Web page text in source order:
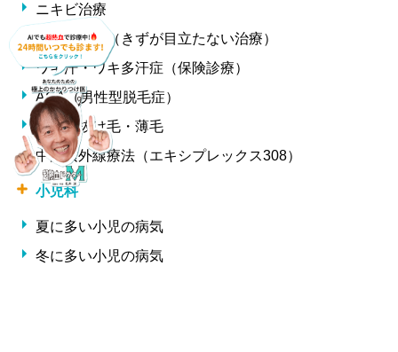
ニキビ治療
ほくろ除去（きずが目立たない治療）
ワキ汗・ワキ多汗症（保険診療）
AGA（男性型脱毛症）
女性の抜け毛・薄毛
中波紫外線療法（エキシプレックス308）
小児科
夏に多い小児の病気
冬に多い小児の病気